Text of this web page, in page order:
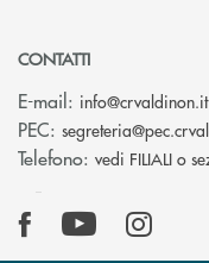
CONTATTI
E-mail: info@crvaldinon.it
PEC:
Telefono: vedi FILIALI o